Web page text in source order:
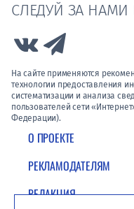
О ПРОЕКТЕ
РЕКЛАМОДАТЕЛЯМ
РЕДАКЦИЯ
СЛЕДУЙ ЗА НАМИ
Link to Vk
На сайте применяются
технологии предоставления
систематизации и анализа
пользователей сети
Федерации).